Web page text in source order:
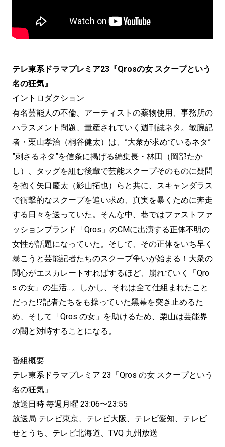
テレ東系ドラマプレミア23『Qrosの女 スクープという
名の狂気』
イントロダクション
有名芸能人の不倫、アーティストの薬物使用、事務所の
ハラスメント問題、量産されていく週刊誌ネタ。敏腕記
者・栗山孝治（桐谷健太）は、”大衆が求めているネタ”
”刺さるネタ”を信条に掲げる編集⻑・林田（岡部たか
し）、タッグを組む後輩で芸能スクープそのものに疑問
を抱く矢口慶太（影山拓也）らと共に、スキャンダラス
で衝撃的なスクープを追い求め、真実を暴くために奔走
する日々を送っていた。そんな中、巷ではファストファ
ッションブランド「Qros」のCMに出演する正体不明の
女性が話題になっていた。そして、その正体をいち早く
暴こうと芸能記者たちのスクープ争いが始まる！大衆の
関心がエスカレートすればするほど、崩れていく「Qro
s の女」の生活…。しかし、それは全て仕組まれたこと
だった!?記者たちをも操っていた黑幕を突き止めるた
め、そして「Qros の女」を助けるため、栗山は芸能界
の闇と対峙することになる。
番組概要
テレ東系ドラマプレミア 23「Qros の女 スクープという
名の狂気」
放送日時 毎週月曜 23:06〜23:55
放送局 テレビ東京、テレビ大阪、テレビ愛知、テレビ
せとうち、テレビ北海道、TVQ 九州放送